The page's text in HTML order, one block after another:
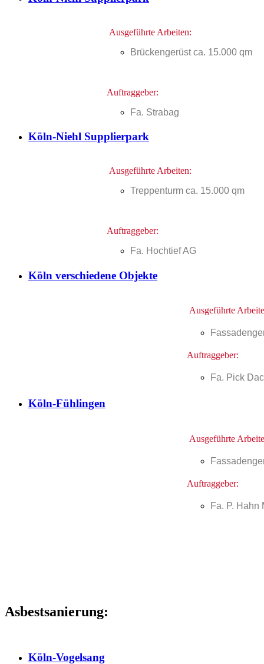
Ausgeführte Arbeiten:
Brückengerüst ca. 15.000 qm
Auftraggeber:
Fa. Strabag
Köln-Niehl Supplierpark
Ausgeführte Arbeiten:
Treppenturm ca. 15.000 qm
Auftraggeber:
Fa. Hochtief AG
Köln verschiedene Objekte
Ausgeführte
Auftraggeber:
Fa. Pick
Köln-Fühlingen
Ausgeführte
Auftraggeber:
Fa. P. Hahn
Asbestsanierung:
Köln-Vogelsang